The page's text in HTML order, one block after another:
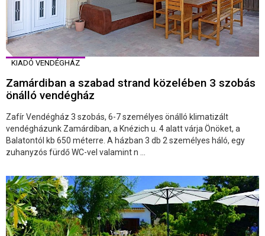
KIADÓ VENDÉGHÁZ
Zamárdiban a szabad strand közelében 3 szobás
önálló vendégház
Zafír Vendégház 3 szobás, 6-7 személyes önálló klimatizált
vendégházunk Zamárdiban, a Knézich u. 4 alatt várja Önöket, a
Balatontól kb 650 méterre. A házban 3 db 2 személyes háló, egy
zuhanyzós fürdő WC-vel valamint n ...